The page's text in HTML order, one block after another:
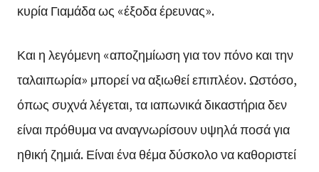
κυρία Γιαμάδα ως «έξοδα έρευνας».
Και η λεγόμενη «αποζημίωση για τον πόνο και την
ταλαιπωρία» μπορεί να αξιωθεί επιπλέον. Ωστόσο,
όπως συχνά λέγεται, τα ιαπωνικά δικαστήρια δεν
είναι πρόθυμα να αναγνωρίσουν υψηλά ποσά για
ηθική ζημιά. Είναι ένα θέμα δύσκολο να καθοριστεί